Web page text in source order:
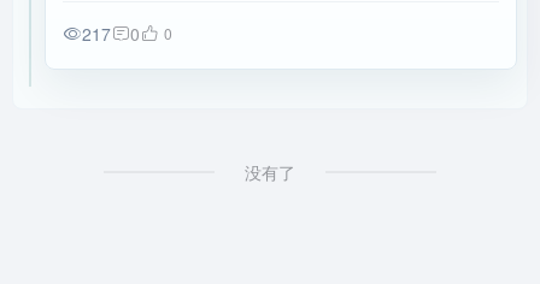
217 0 0
没有了